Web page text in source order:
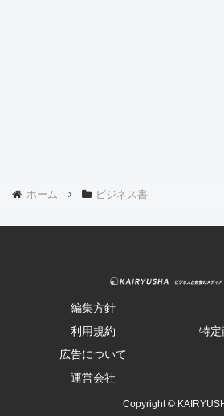
ホーム ビジネス書
編集方針
利用規約
特定
広告について
運営会社
Copyright ©